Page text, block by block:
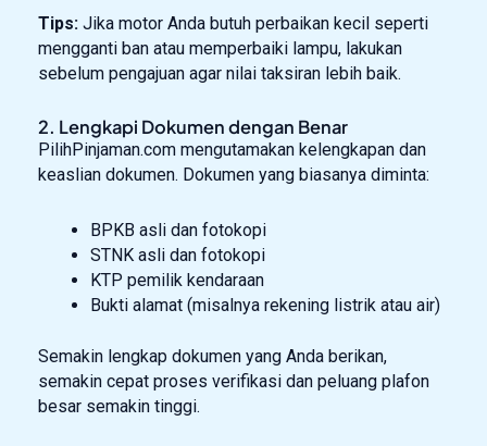
Tips: Jika motor Anda butuh perbaikan kecil seperti
mengganti ban atau memperbaiki lampu, lakukan
sebelum pengajuan agar nilai taksiran lebih baik.
2. Lengkapi Dokumen dengan Benar
PilihPinjaman.com mengutamakan kelengkapan dan
keaslian dokumen. Dokumen yang biasanya diminta:
BPKB asli dan fotokopi
STNK asli dan fotokopi
KTP pemilik kendaraan
Bukti alamat (misalnya rekening listrik atau air)
Semakin lengkap dokumen yang Anda berikan,
semakin cepat proses verifikasi dan peluang plafon
besar semakin tinggi.